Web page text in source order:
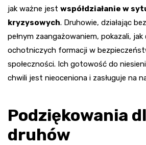
jak ważne jest współdziałanie w
kryzysowych. Druhowie, działając
pełnym zaangażowaniem, pokazali,
ochotniczych formacji w
społeczności. Ich gotowość do
chwili jest nieoceniona i zasługuje na
Podziękowania
druhów